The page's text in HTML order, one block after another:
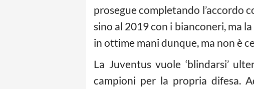
prosegue completando l’accordo
sino al 2019 con i bianconeri, ma
in ottime mani dunque, ma non è
La Juventus vuole ‘blindarsi’
campioni per la propria difesa.